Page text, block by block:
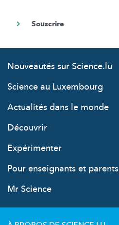
Nouveautés sur Science.lu
Science au Luxembourg
Actualités dans le monde
Découvrir
Expérimenter
Pour enseignants et parents
Mr Science